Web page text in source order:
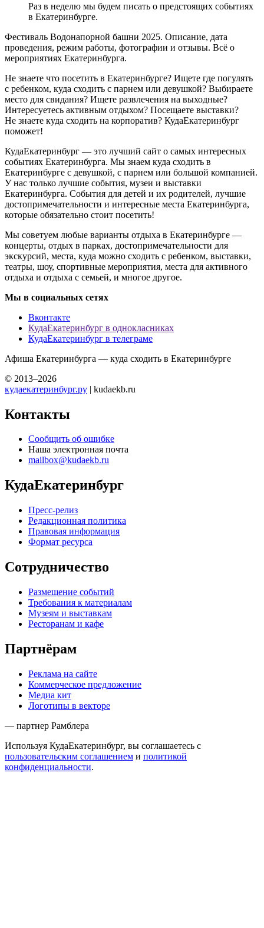
Раз в неделю мы будем писать о предстоящих событиях
в Екатеринбурге.
Фестиваль Водонапорной башни 2025. Описание, дата
проведения, режим работы, фотографии и отзывы. Всё о
мероприятиях Екатеринбурга.
Не знаете что посетить в Екатеринбурге? Ищете где погулять
с ребенком, куда сходить с парнем или девушкой? Выбираете
место для свидания? Ищете развлечения на выходные?
Интересуетесь активным отдыхом? Посещаете выставки?
Не знаете куда сходить на корпоратив? КудаЕкатеринбург
поможет!
КудаЕкатеринбург — это лучший сайт о самых интересных
событиях Екатеринбурга. Мы знаем куда сходить в
Екатеринбурге с девушкой, с парнем или большой компанией.
У нас только лучшие события, музеи и выставки
Екатеринбурга. События для детей и их родителей, лучшие
достопримечательности и интересные места Екатеринбурга,
которые обязательно стоит посетить!
Мы советуем любые варианты отдыха в Екатеринбурге —
концерты, отдых в парках, достопримечательности для
экскурсий, места, куда можно сходить с ребенком, выставки,
театры, шоу, спортивные мероприятия, места для активного
отдыха и отдыха с семьей, и многое другое.
Мы в социальных сетях
Вконтакте
КудаЕкатеринбург в однокласниках
КудаЕкатеринбург в телеграме
Афиша Екатеринбурга — куда сходить в Екатеринбурге
© 2013–2026
кудаекатеринбург.ру | kudaekb.ru
Контакты
Сообщить об ошибке
Наша электронная почта
mailbox@kudaekb.ru
КудаЕкатеринбург
Пресс-релиз
Редакционная политика
Правовая информация
Формат ресурса
Сотрудничество
Размещение событий
Требования к материалам
Музеям и выставкам
Ресторанам и кафе
Партнёрам
Реклама на сайте
Коммерческое предложение
Медиа кит
Логотипы в векторе
— партнер Рамблера
Используя КудаЕкатеринбург, вы соглашаетесь с
пользовательским соглашением и политикой
конфиденциальности.